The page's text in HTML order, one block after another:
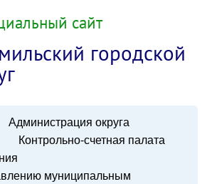
сайт
городской
Администрация округа
Контрольно-счетная палата
муниципальным